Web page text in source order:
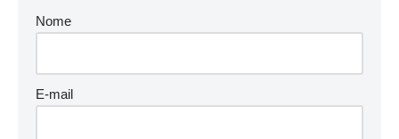
Nome
E-mail